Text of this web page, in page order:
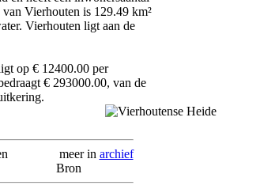
Vierhouten is 129.49 km²
Vierhouten ligt aan de
op € 12400.00 per
€ 293000.00, van de
meer in archief
Bron